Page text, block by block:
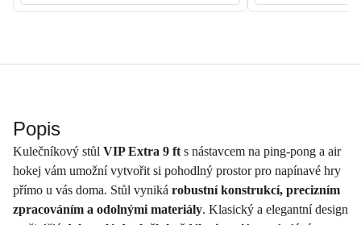
Popis
Kulečníkový stůl VIP Extra 9 ft s nástavcem na ping-pong a air
hokej vám umožní vytvořit si pohodlný prostor pro napínavé hry
přímo u vás doma. Stůl vyniká robustní konstrukcí, precizním
zpracováním a odolnými materiály. Klasický a elegantní design